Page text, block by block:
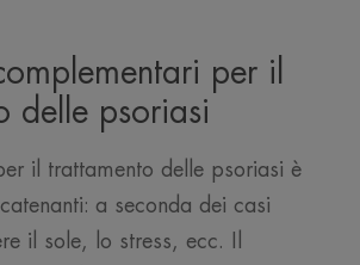
per il
delle psoriasi
il trattamento delle psoriasi è
a seconda dei casi
il sole, lo stress, ecc. Il